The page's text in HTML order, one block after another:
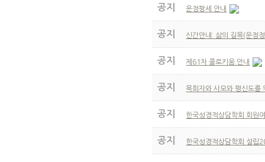
공지 운정팡세 안내
공지 신간안내: 삶의 길목(운정
공지 제61차 콜로키움 안내
공지 목회자와 사모와 평신도를
공지 한국성경적상담학회 회원
공지 한국성경적상담학회 설립